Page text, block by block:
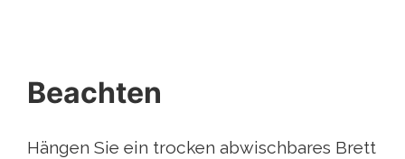
Beachten
Hängen Sie ein trocken abwischbares Brett